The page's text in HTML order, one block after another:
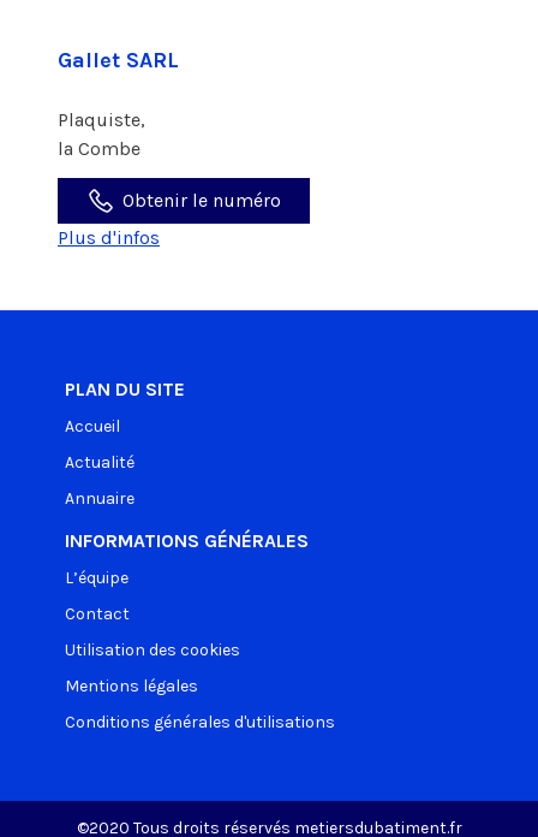
Gallet SARL
Plaquiste,
la Combe
Obtenir le numéro
Plus d'infos
PLAN DU SITE
Accueil
Actualité
Annuaire
INFORMATIONS GÉNÉRALES
L’équipe
Contact
Utilisation des cookies
Mentions légales
Conditions générales d'utilisations
©2020 Tous droits réservés metiersdubatiment.fr